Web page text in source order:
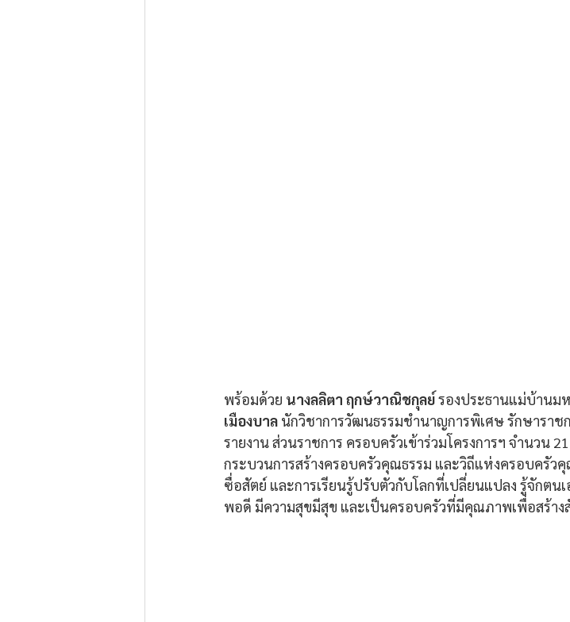
พร้อมด้วย นางลลิตา ฤกษ์วาณิชกุลย์ รองประธานแม่บ้านม
เมืองบาล นักวิชาการวัฒนธรรมชำนาญการพิเศษ รักษารา
รายงาน ส่วนราชการ ครอบครัวเข้าร่วมโครงการฯ จำนวน
กระบวนการสร้างครอบครัวคุณธรรม และวิถีแห่งครอบครัว
ซื่อสัตย์ และการเรียนรู้ปรับตัวกับโลกที่เปลี่ยนแปลง รู้จักตน
พอดี มีความสุขมีสุข และเป็นครอบครัวที่มีคุณภาพเพื่อสร้าง